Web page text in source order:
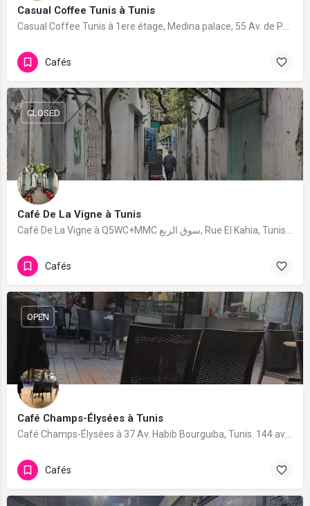
Casual Coffee Tunis à Tunis
Cafés
Café De La Vigne à Tunis
CLOSED
Cafés
Café Champs-Élysées à Tunis
OPEN
Cafés